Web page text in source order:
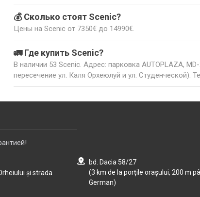
💰 Сколько стоят Scenic?
Цены на Scenic от 7350€ до 14990€.
🚛 Где купить Scenic?
В наличии 53 Scenic. Адрес: парковка AUTOPLAZA,
пересечение ул. Каля Орхеюлуй и ул. Студенческой).
și strada
bd. Dacia 58/27
(3 km de la porțile orașului, 200 m
German)